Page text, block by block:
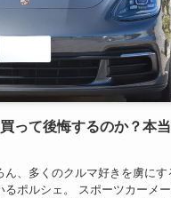
って後悔するのか？本
ん、多くのクルマ好きを虜にす
ポルシェ。 スポーツカーメ